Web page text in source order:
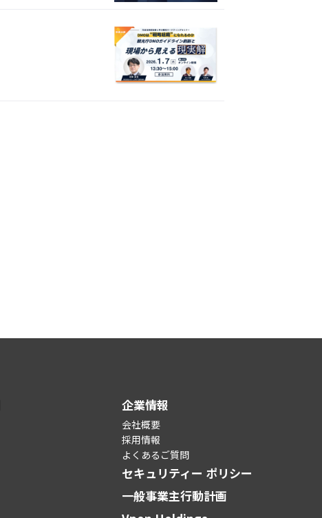
企業情報
会社概要
採用情報
よくあるご質問
セキュリティー ポリシー
一般事業主行動計画